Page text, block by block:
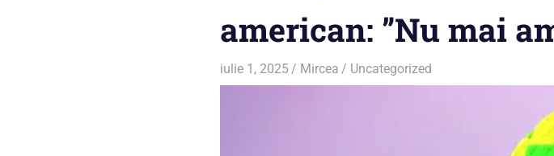
american: ”Nu mai
iulie 1, 2025 Mircea Uncategorized